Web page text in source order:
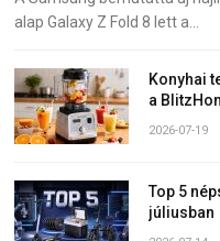
alap Galaxy Z Fold 8 lett a…
Konyhai
a
2026-07-19
Top 5
júliusban